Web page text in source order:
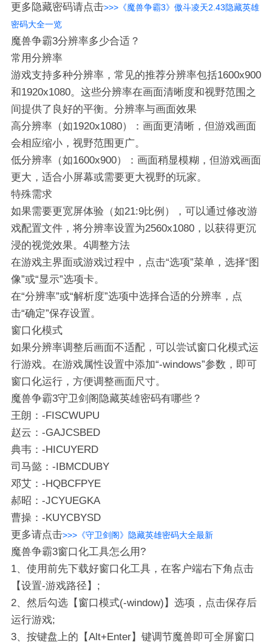
更多隐藏密码请点击>>>《魔兽争霸3》傲斗凌天2.43隐藏英雄
密码大全一览
魔兽争霸3分辨率多少合适？
‌常用分辨率‌
游戏支持多种分辨率，常见的推荐分辨率包括1600x900
和1920x1080。这些分辨率在画面清晰度和视野范围之
间提供了良好的平衡。‌分辨率与画面效果‌
‌高分辨率‌（如1920x1080）：画面更清晰，但游戏画面
会相应缩小，视野范围更广。
‌低分辨率‌（如1600x900）：画面稍显模糊，但游戏画面
更大，适合小屏幕或需要更大视野的玩家。
特殊需求‌
如果需要更宽屏体验（如21:9比例），可以通过修改游
戏配置文件，将分辨率设置为2560x1080，以获得更沉
浸的视觉效果。‌4调整方法‌
在游戏主界面或游戏过程中，点击“选项”菜单，选择“图
像”或“显示”选项卡。
在“分辨率”或“解析度”选项中选择合适的分辨率，点
击“确定”保存设置。
‌窗口化模式‌
如果分辨率调整后画面不适配，可以尝试窗口化模式运
行游戏。在游戏属性设置中添加“-windows”参数，即可
窗口化运行，方便调整画面尺寸。‌
魔兽争霸3守卫剑阁隐藏英雄密码有哪些？
王朗：-FISCWUPU
赵云：-GAJCSBED
典韦：-HICUYERD
司马懿：-IBMCDUBY
邓艾：-HQBCFPYE
郝昭：-JCYUEGKA
曹操：-KUYCBYSD
更多请点击>>>《守卫剑阁》隐藏英雄密码大全最新
魔兽争霸3窗口化工具怎么用?
1、使用前先下载好窗口化工具，在客户端右下角点击
【设置-游戏路径】;
2、然后勾选【窗口模式(-window)】选项，点击保存后
运行游戏;
3、按键盘上的【Alt+Enter】键调节魔兽即可全屏窗口